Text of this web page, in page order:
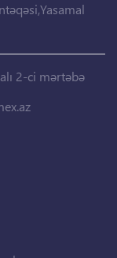
2-ci mərtəbə